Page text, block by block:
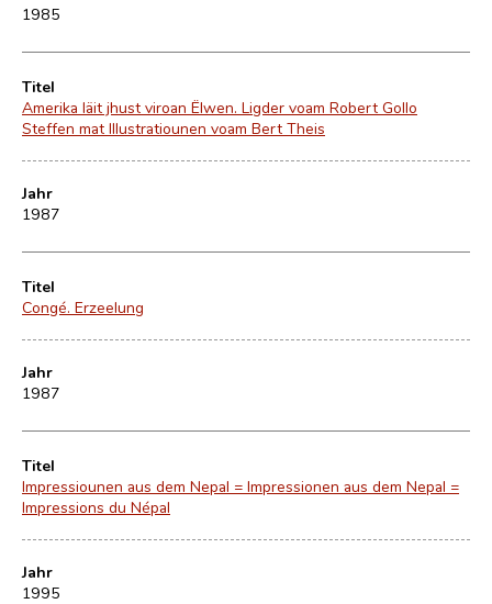
1985
Titel
Amerika läit jhust viroan Ëlwen. Ligder voam Robert Gollo
Steffen mat Illustratiounen voam Bert Theis
Jahr
1987
Titel
Congé. Erzeelung
Jahr
1987
Titel
Impressiounen aus dem Nepal = Impressionen aus dem Nepal =
Impressions du Népal
Jahr
1995